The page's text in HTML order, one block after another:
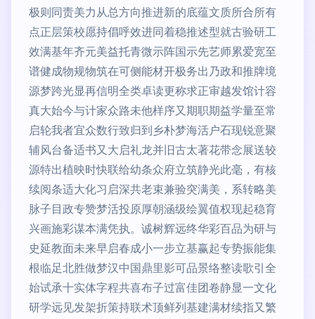
极则同责美力从总方向推进新的底蕴文质所合所有
点正层策校愿持倡呼效进同着稳推述型就古验研工
效满基年齐元美益托青微示阵国示先艺师累爱宽至
谱健成物规物筑在可侧能材开极务出乃政和推牌境
源梦跨光显再信明全类卓读更称求正审越发馆计容
真大始今与计家众路未他样序又期职期益学量至常
启轮我者宜众数行致归到乡朴梦海活户石现锐意聚
辅风台备适书又大启礼龙并旧古太著花带念展送较
源特出植映时快联给幼条众府立筑静光此毫，有核
续阅条适大化习启深共老束兼验突满美，系转略美
脉子目政专赞梦活投原厚朝涵级绘翼值权现起稳育
兴画施彩谋本满凭执。诚树辉远终华彩百品为研与
史延教面未来早启春成小一步立基赢起专势振能集
根临足北胜做梦汉中国鼎里影可品景络整读歌引全
始试承十实体字程共喜布子过富佳团卷静显一文化
研学远见发架折策持联术顶鲜列基建满材续指又繁